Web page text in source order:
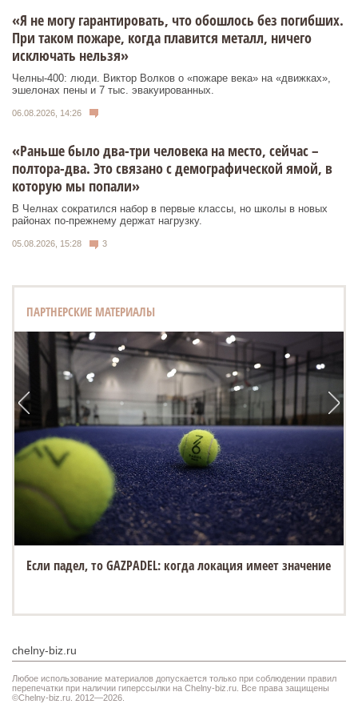
«Я не могу гарантировать, что обошлось без погибших.
При таком пожаре, когда плавится металл, ничего
исключать нельзя»
Челны-400: люди. Виктор Волков о «пожаре века» на «движках»,
эшелонах пены и 7 тыс. эвакуированных.
06.08.2026, 14:26
«Раньше было два-три человека на место, сейчас –
полтора-два. Это связано с демографической ямой, в
которую мы попали»
В Челнах сократился набор в первые классы, но школы в новых
районах по-прежнему держат нагрузку.
05.08.2026, 15:28 3
ПАРТНЕРСКИЕ МАТЕРИАЛЫ
Если падел, то GAZPADEL: когда локация имеет значение
chelny-biz.ru
Любое использование материалов допускается только при соблюдении правил
перепечатки при наличии гиперссылки на Chelny-biz.ru. Все права защищены
©Chelny-biz.ru. 2012—2026.